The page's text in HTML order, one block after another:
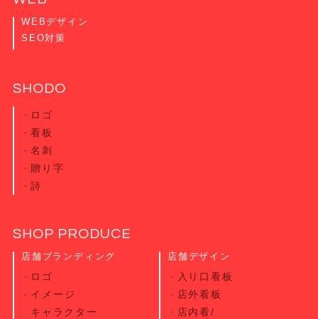
WEBデザイン
SEO対策
SHODO
ロゴ
看板
名刺
贈り字
詩
SHOP PRODUCE
店舗ブランディング
ロゴ
イメージ
キャラクター
店舗デザイン
入り口看板
店外看板
店内看/